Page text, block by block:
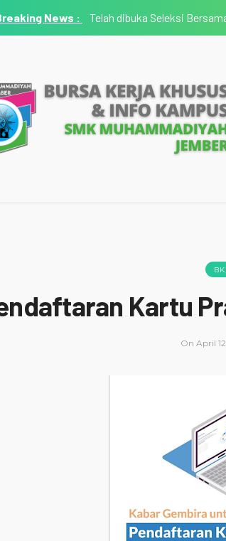
Telah dibuka Seleksi
Kartu
On April